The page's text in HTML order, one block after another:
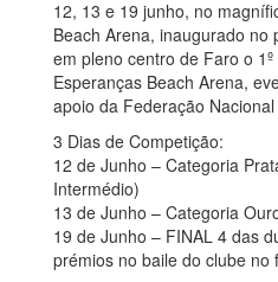
12, 13 e 19 junho, no
Beach Arena, inaugurado no
em pleno centro de Faro o
Esperanças Beach Arena,
apoio da Federação
3 Dias de Competição:
12 de Junho – Categoria
Intermédio)
13 de Junho – Categoria
19 de Junho – FINAL 4 das
prémios no baile do clube no